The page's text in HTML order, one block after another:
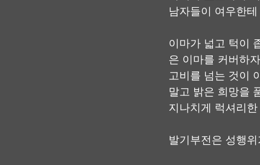
남자들이 여우한
이마가 넓고 턱이
은 이마를 커버하
고비를 넘는 것이
말고 밝은 희망을
지나치게 럭셔리
발기부전은 성행